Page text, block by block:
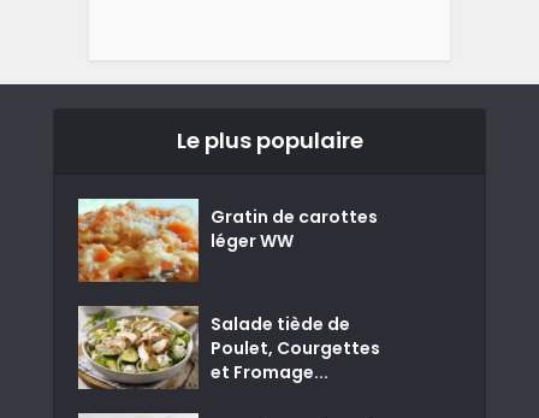
Le plus populaire
Gratin de carottes
léger WW
Salade tiède de
Poulet, Courgettes
et Fromage...